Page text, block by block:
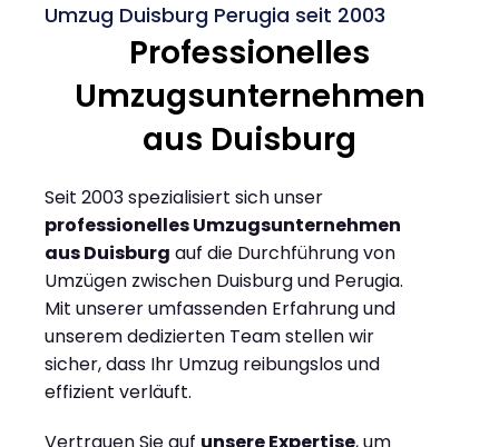
Umzug Duisburg Perugia seit 2003
Professionelles
Umzugsunternehmen
aus Duisburg
Seit 2003 spezialisiert sich unser
professionelles Umzugsunternehmen
aus Duisburg auf die Durchführung von
Umzügen zwischen Duisburg und Perugia.
Mit unserer umfassenden Erfahrung und
unserem dedizierten Team stellen wir
sicher, dass Ihr Umzug reibungslos und
effizient verläuft.